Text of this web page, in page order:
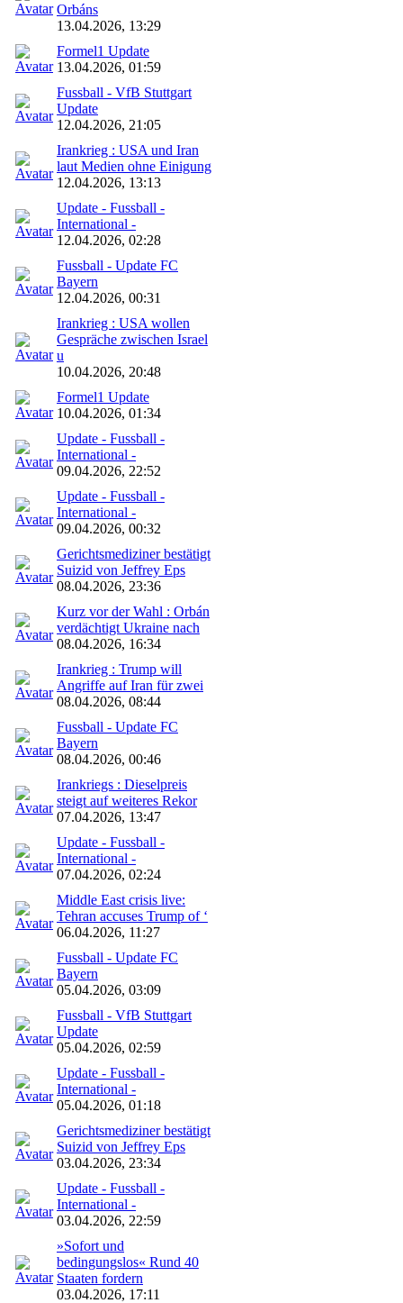
Orbáns
13.04.2026, 13:29
Formel1 Update
13.04.2026, 01:59
Fussball - VfB Stuttgart
Update
12.04.2026, 21:05
Irankrieg : USA und Iran
laut Medien ohne Einigung
12.04.2026, 13:13
Update - Fussball -
International -
12.04.2026, 02:28
Fussball - Update FC
Bayern
12.04.2026, 00:31
Irankrieg : USA wollen
Gespräche zwischen Israel
u
10.04.2026, 20:48
Formel1 Update
10.04.2026, 01:34
Update - Fussball -
International -
09.04.2026, 22:52
Update - Fussball -
International -
09.04.2026, 00:32
Gerichtsmediziner bestätigt
Suizid von Jeffrey Eps
08.04.2026, 23:36
Kurz vor der Wahl : Orbán
verdächtigt Ukraine nach
08.04.2026, 16:34
Irankrieg : Trump will
Angriffe auf Iran für zwei
08.04.2026, 08:44
Fussball - Update FC
Bayern
08.04.2026, 00:46
Irankriegs : Dieselpreis
steigt auf weiteres Rekor
07.04.2026, 13:47
Update - Fussball -
International -
07.04.2026, 02:24
Middle East crisis live:
Tehran accuses Trump of ‘
06.04.2026, 11:27
Fussball - Update FC
Bayern
05.04.2026, 03:09
Fussball - VfB Stuttgart
Update
05.04.2026, 02:59
Update - Fussball -
International -
05.04.2026, 01:18
Gerichtsmediziner bestätigt
Suizid von Jeffrey Eps
03.04.2026, 23:34
Update - Fussball -
International -
03.04.2026, 22:59
»Sofort und
bedingungslos« Rund 40
Staaten fordern
03.04.2026, 17:11